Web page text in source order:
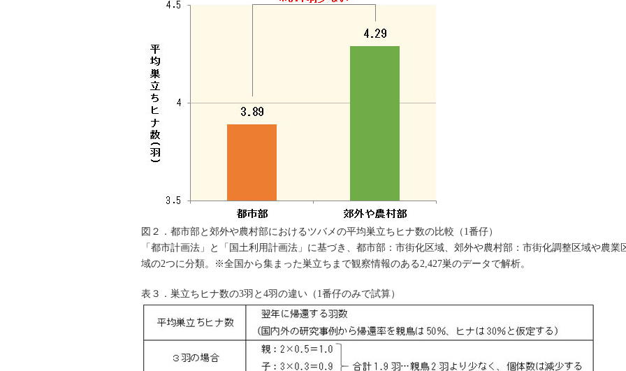
図２．都市部と郊外や農村部におけるツバメの平均巣立ちヒナ数の比較（1番仔）
「都市計画法」と「国土利用計画法」に基づき、都市部：市街化区域、郊外や農村部：市街化調整区域や農業
域の2つに分類。※全国から集まった巣立ちまで観察情報のある2,427巣のデータで解析。
表３．巣立ちヒナ数の3羽と4羽の違い（1番仔のみで試算）